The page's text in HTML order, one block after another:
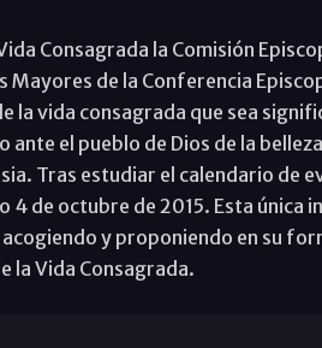
Consagrada la Comisión
de la Conferencia
la vida consagrada que sea
el pueblo de Dios de la
Tras estudiar el calendario de
de octubre de 2015. Esta única
y proponiendo en su
la Vida Consagrada.